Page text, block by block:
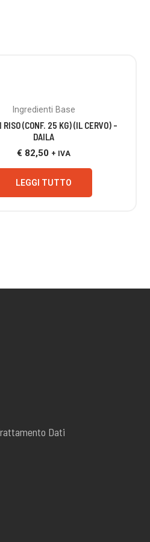
Ingredienti Base
RISO (CONF. 25 KG) (IL CERVO) –
DAILA
€ 82,50 + IVA
LEGGI TUTTO
Dati